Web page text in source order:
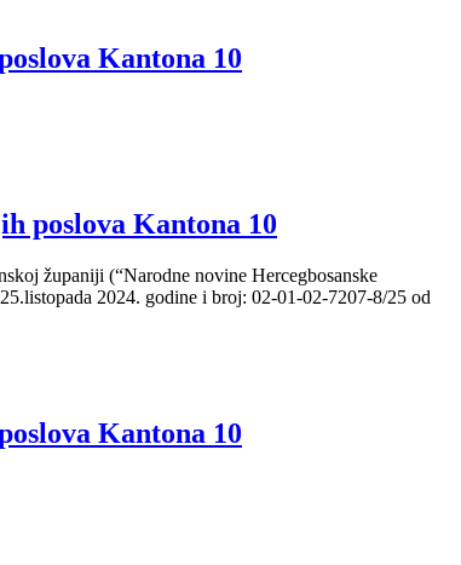
Kantona 10
poslova Kantona 10
županiji (“Narodne novine Hercegbosanske
2024. godine i broj: 02-01-02-7207-8/25 od
Kantona 10